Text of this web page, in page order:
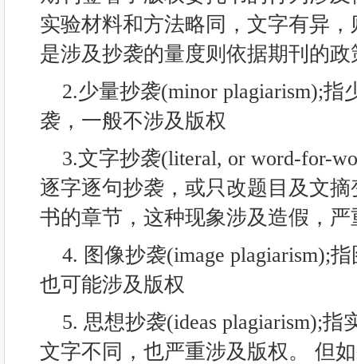
实验材料和方法略同，文字有异
是涉及抄袭的量度则依据期刊的政
2.少量抄袭(minor plagiarism);指
袭，一般不涉及版权
3.文字抄袭(literal, or word-for-
逐字逐句抄袭，或只改题目及文
书的章节，这种现象涉及造假，
4. 图像抄袭(image plagiarism);
也可能涉及版权
5. 思想抄袭(ideas plagiarism);
文字不同，也严重涉及版权。 但